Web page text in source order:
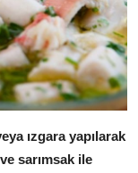
ızgara yapılarak
sarımsak ile